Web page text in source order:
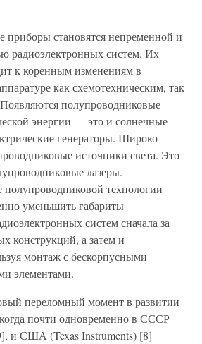
приборы становятся непременной и
радиоэлектронных систем. Их
к коренным изменениям в
как схемотехническим, так
полупроводниковые
энергии — это и солнечные
генераторы. Широко
источники света. Это
лазеры.
технологии
уменьшить габариты
систем сначала за
конструкций, а затем и
монтаж с бескорпусными
элементами.
переломный момент в развитии
почти одновременно в СССР
и США (Texas Instruments) [8]